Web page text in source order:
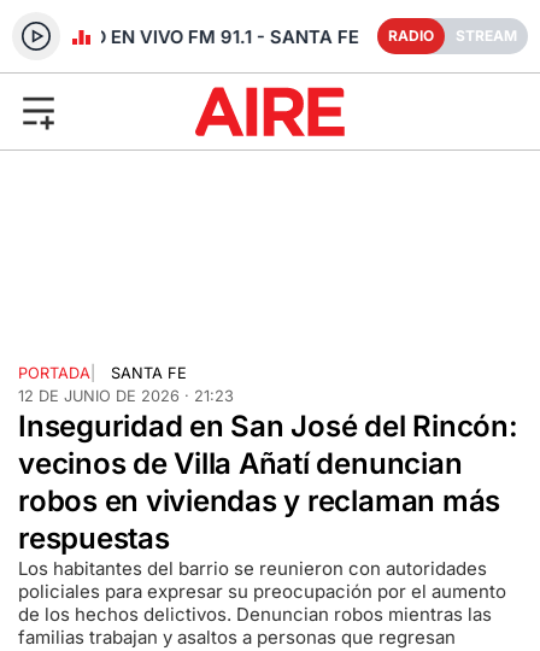
RADIO EN VIVO FM 91.1 - SANTA FE RADIO STREAM
PORTADA
SANTA FE
12 DE JUNIO DE 2026 · 21:23
Inseguridad en San José del Rincón:
vecinos de Villa Añatí denuncian
robos en viviendas y reclaman más
respuestas
Los habitantes del barrio se reunieron con autoridades
policiales para expresar su preocupación por el aumento
de los hechos delictivos. Denuncian robos mientras las
familias trabajan y asaltos a personas que regresan